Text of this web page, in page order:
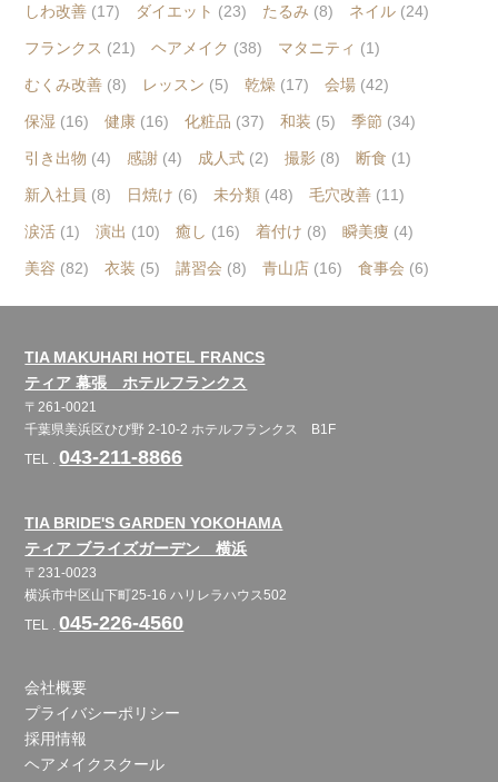
しわ改善 (17) ダイエット (23) たるみ (8) ネイル (24)
フランクス (21) ヘアメイク (38) マタニティ (1)
むくみ改善 (8) レッスン (5) 乾燥 (17) 会場 (42)
保湿 (16) 健康 (16) 化粧品 (37) 和装 (5) 季節 (34)
引き出物 (4) 感謝 (4) 成人式 (2) 撮影 (8) 断食 (1)
新入社員 (8) 日焼け (6) 未分類 (48) 毛穴改善 (11)
涙活 (1) 演出 (10) 癒し (16) 着付け (8) 瞬美痩 (4)
美容 (82) 衣装 (5) 講習会 (8) 青山店 (16) 食事会 (6)
TIA MAKUHARI HOTEL FRANCS
ティア 幕張 ホテルフランクス
〒261-0021
千葉県美浜区ひび野 2-10-2 ホテルフランクス B1F
TEL .043-211-8866
TIA BRIDE'S GARDEN YOKOHAMA
ティア ブライズガーデン 横浜
〒231-0023
横浜市中区山下町25-16 ハリレラハウス502
TEL .045-226-4560
会社概要
プライバシーポリシー
採用情報
ヘアメイクスクール